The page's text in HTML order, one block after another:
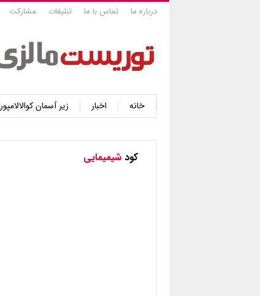
درباره ما تماس با ما تبلیغات مشارکت
خانه اخبار زیر آسمان کوالالامپور
کود شیمیمایی